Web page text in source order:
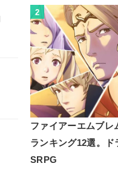
2
ファイアーエムブレ
ランキング12選。
SRPG